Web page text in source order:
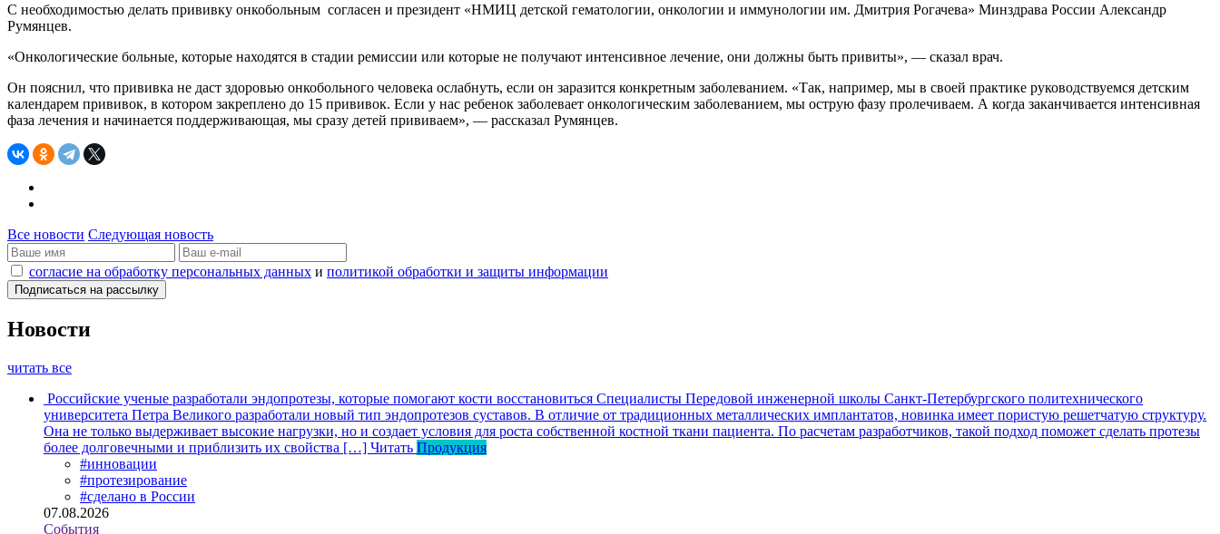
С необходимостью делать прививку онкобольным согласен и президент «НМИЦ детской гематологии, онкологии и иммунологии им. Дмитрия Рогачева» Минздрава России Александр
Румянцев.
«Онкологические больные, которые находятся в стадии ремиссии или которые не получают интенсивное лечение, они должны быть привиты», — сказал врач.
Он пояснил, что прививка не даст здоровью онкобольного человека ослабнуть, если он заразится конкретным заболеванием. «Так, например, мы в своей практике руководствуемся детским
календарем прививок, в котором закреплено до 15 прививок. Если у нас ребенок заболевает онкологическим заболеванием, мы острую фазу пролечиваем. А когда заканчивается интенсивная
фаза лечения и начинается поддерживающая, мы сразу детей прививаем», — рассказал Румянцев.
Все новости Следующая новость
согласие на обработку персональных данных и политикой обработки и защиты информации
Новости
читать все
Российские ученые разработали эндопротезы, которые помогают кости восстановиться Специалисты Передовой инженерной школы Санкт-Петербургского политехнического
университета Петра Великого разработали новый тип эндопротезов суставов. В отличие от традиционных металлических имплантатов, новинка имеет пористую решетчатую структуру.
Она не только выдерживает высокие нагрузки, но и создает условия для роста собственной костной ткани пациента. По расчетам разработчиков, такой подход поможет сделать протезы
более долговечными и приблизить их свойства […] Читать Продукция
#инновации
#протезирование
#сделано в России
07.08.2026
События